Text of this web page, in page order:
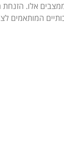
אלו.
המותאמים